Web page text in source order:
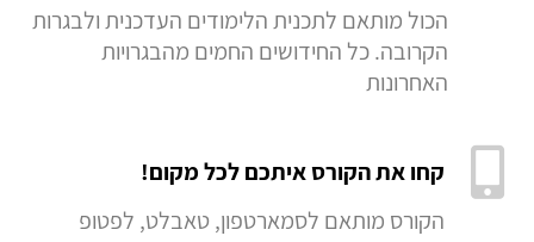
הכול מותאם לתכנית הלימודים העדכנית ולבגרות
הקרובה. כל החידושים החמים מהבגרויות
האחרונות
קחו את הקורס איתכם לכל מקום!
הקורס מותאם לסמארטפון, טאבלט, לפטופ